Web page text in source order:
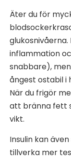
Äter du för
inflammation
snabbare),
ångest ostabil i
När du frigör
att bränna fett
vikt.
Insulin kan
tillverka mer